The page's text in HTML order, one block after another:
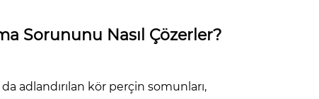
Sorununu Nasıl Çözerler?
adlandırılan kör perçin somunları,